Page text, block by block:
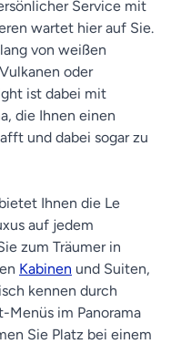
Service mit
wartet hier auf Sie.
von weißen
oder
ist dabei mit
die Ihnen einen
und dabei sogar zu
Ihnen die Le
auf jedem
zum Träumer in
Kabinen und Suiten,
kennen durch
Menüs im Panorama
Sie Platz bei einem